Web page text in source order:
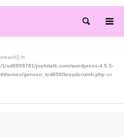
検索
in
sd0899781/joshitalk.com/wordpress-4.5.3-
themes/gensen_tcd050/breadcrumb.php on